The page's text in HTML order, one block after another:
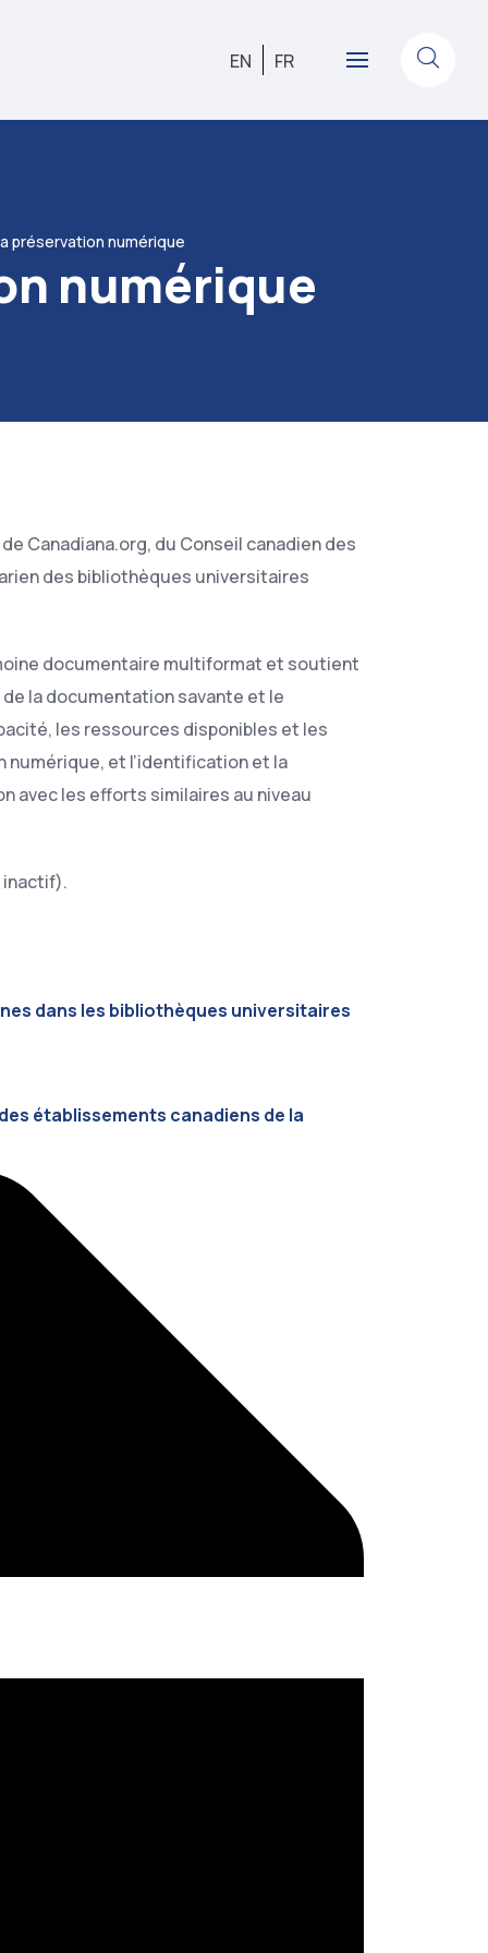
EN FR
préservation numérique
numérique
Canadiana.org, du Conseil canadien des
des bibliothèques universitaires
documentaire multiformat et soutient
de la documentation savante et le
les ressources disponibles et les
numérique, et l’identification et la
avec les efforts similaires au niveau
inactif).
dans les bibliothèques universitaires
établissements canadiens de la